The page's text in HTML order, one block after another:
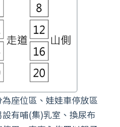
座位區、娃娃車停放區
有哺(集)乳室、換尿布